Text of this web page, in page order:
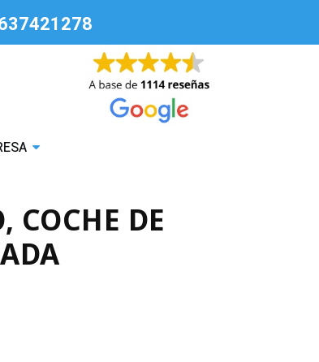
COCHE DE